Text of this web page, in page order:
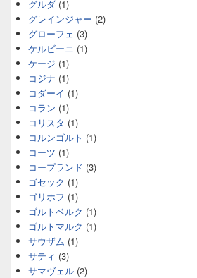
グルダ (1)
グレインジャー (2)
グローフェ (3)
ケルビーニ (1)
ケージ (1)
コジナ (1)
コダーイ (1)
コラン (1)
コリスタ (1)
コルンゴルト (1)
コーツ (1)
コープランド (3)
ゴセック (1)
ゴリホフ (1)
ゴルトベルク (1)
ゴルトマルク (1)
サウザム (1)
サティ (3)
サマヴェル (2)